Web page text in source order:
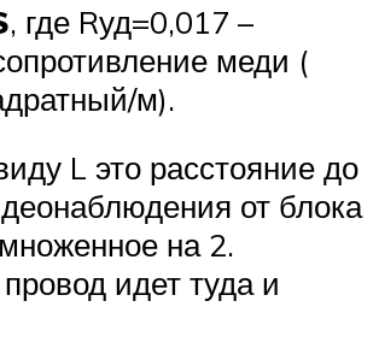
, где Rуд=0,017 –
меди (
м).
L это расстояние до
от блока
на 2.
идет туда и